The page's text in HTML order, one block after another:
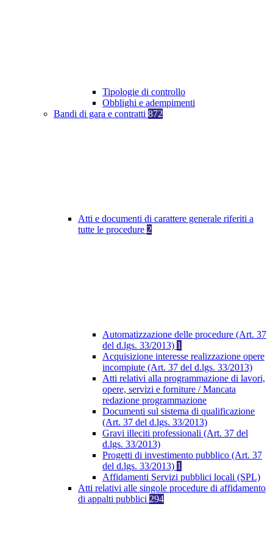
Tipologie di controllo
Obblighi e adempimenti
Bandi di gara e contratti 872
Atti e documenti di carattere generale riferiti a
tutte le procedure 2
Automatizzazione delle procedure (Art. 37
del d.lgs. 33/2013) 1
Acquisizione interesse realizzazione opere
incompiute (Art. 37 del d.lgs. 33/2013)
Atti relativi alla programmazione di lavori,
opere, servizi e forniture / Mancata
redazione programmazione
Documenti sul sistema di qualificazione
(Art. 37 del d.lgs. 33/2013)
Gravi illeciti professionali (Art. 37 del
d.lgs. 33/2013)
Progetti di investimento pubblico (Art. 37
del d.lgs. 33/2013) 1
Affidamenti Servizi pubblici locali (SPL)
Atti relativi alle singole procedure di affidamento
di appalti pubblici 294